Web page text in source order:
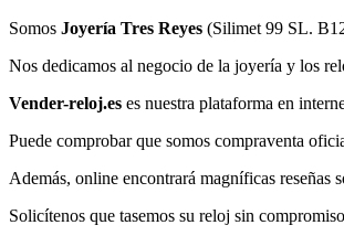
Somos Joyería Tres Reyes (Silimet 99 SL.
Nos dedicamos al negocio de la joyería y los
Vender-reloj.es es nuestra plataforma en
Puede comprobar que somos compraventa
Además, online encontrará magníficas reseñas
Solicítenos que tasemos su reloj sin